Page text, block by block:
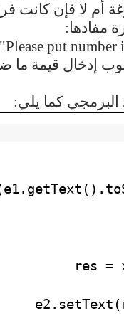
أم لا فإن كانت
مفادها:
Please put
إدخال قيمة ما
كما يلي:
res =